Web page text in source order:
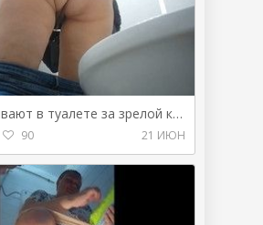
Подсматривают в туалете за зрелой какающей блондинкой
90 21 ИЮН